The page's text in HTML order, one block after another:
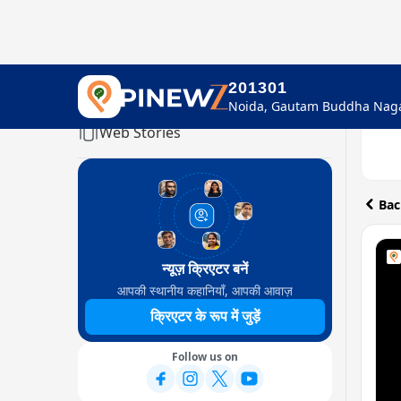
201301
Home
Web Stories
न्यूज़ क्रिएटर बनें
आपकी स्थानीय कहानियाँ, आपकी आवाज़
क्रिएटर के रूप में जुड़ें
Follow us on